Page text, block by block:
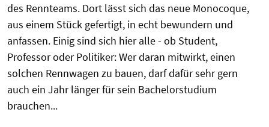
des Rennteams. Dort lässt sich das neue Monocoque,
aus einem Stück gefertigt, in echt bewundern und
anfassen. Einig sind sich hier alle - ob Student,
Professor oder Politiker: Wer daran mitwirkt, einen
solchen Rennwagen zu bauen, darf dafür sehr gern
auch ein Jahr länger für sein Bachelorstudium
brauchen...